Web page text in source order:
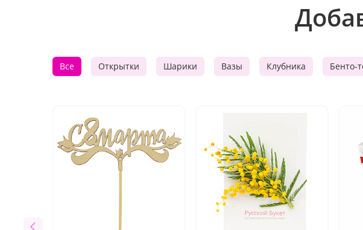
Все Открытки Шарики Вазы Клубника Бенто-